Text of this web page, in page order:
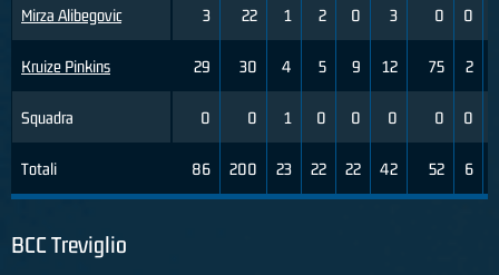
Mirza Alibegovic
Kruize Pinkins
Squadra
Totali
3 22 1 2 0 3 0 0
29 30 4 5 9 12 75 2
0 0 1 0 0 0 0 0
86 200 23 22 22 42 52 6
BCC Treviglio